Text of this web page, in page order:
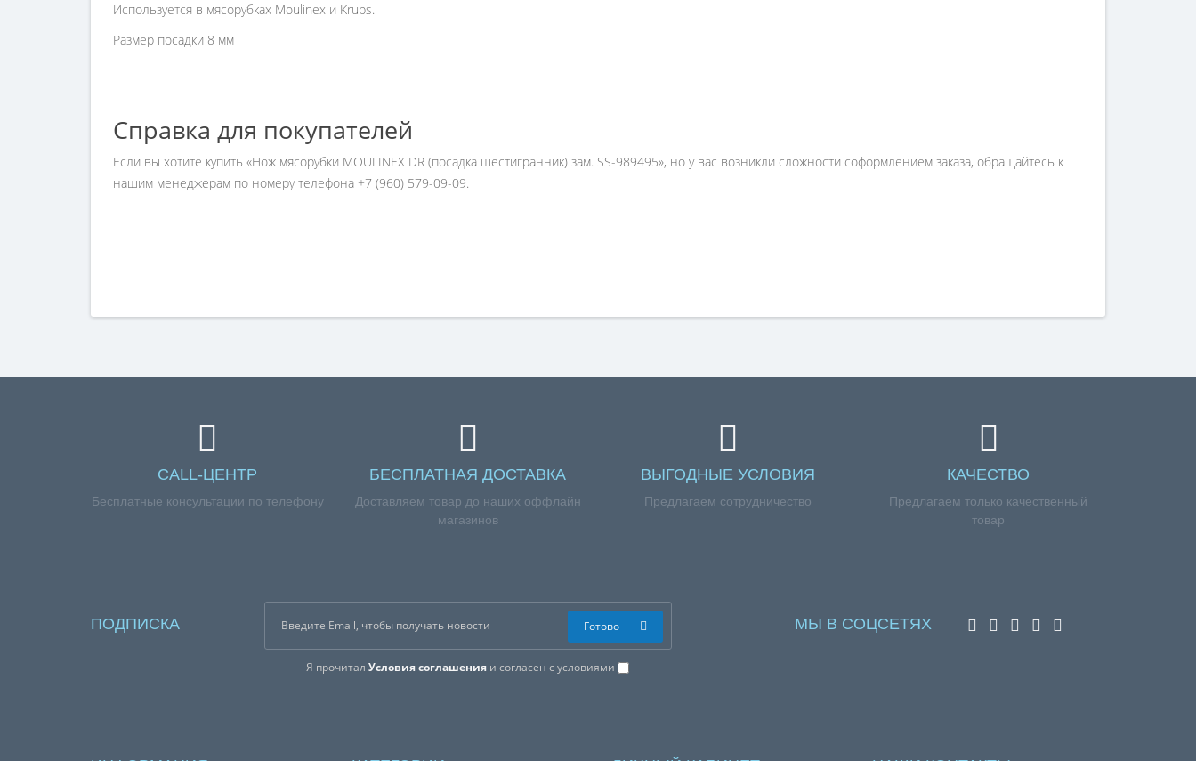
Используется в мясорубках Moulinex и Krups.
Размер посадки 8 мм
Справка для покупателей
Если вы хотите купить «Нож мясорубки MOULINEX DR (посадка шестигранник) зам. SS-989495», но у вас возникли сложности соформлением заказа, обращайтесь к
нашим менеджерам по номеру телефона +7 (960) 579-09-09.
CALL-ЦЕНТР
Бесплатные консультации по телефону
БЕСПЛАТНАЯ ДОСТАВКА
Доставляем товар до наших оффлайн
магазинов
ВЫГОДНЫЕ УСЛОВИЯ
Предлагаем сотрудничество
КАЧЕСТВО
Предлагаем только качественный
товар
ПОДПИСКА
Я прочиталУсловия соглашения и согласен с условиями
Готово МЫ В СОЦСЕТЯХ